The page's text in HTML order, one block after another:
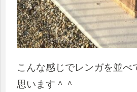
こんな感じでレンガを並べ
思います＾＾